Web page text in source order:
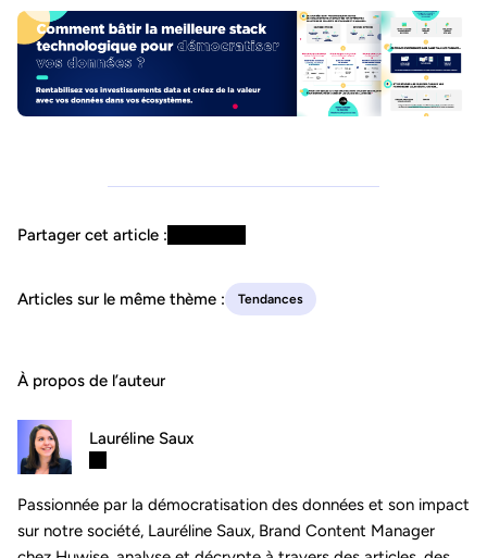
Partager cet article :
Articles sur le même thème : Tendances
À propos de l’auteur
Lauréline Saux
Passionnée par la démocratisation des données et son impact
sur notre société, Lauréline Saux, Brand Content Manager